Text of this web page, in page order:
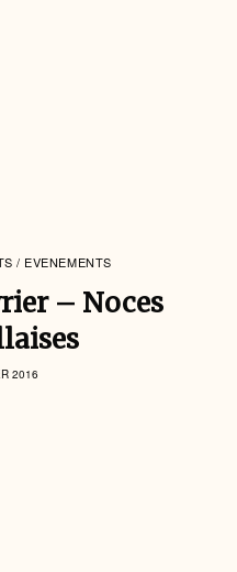
/ EVENEMENTS
– Noces
2016